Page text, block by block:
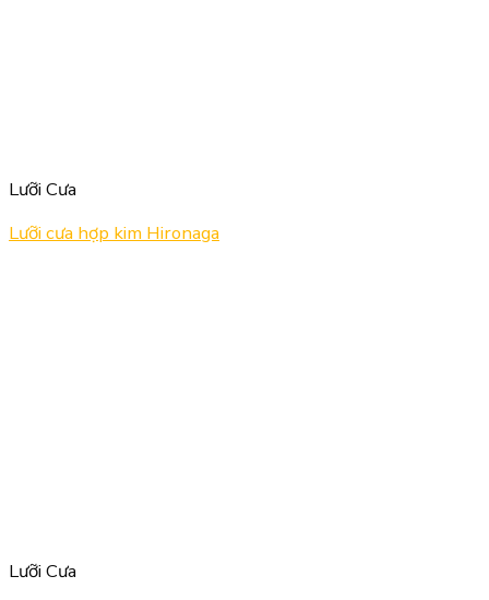
Lưỡi Cưa
Lưỡi cưa hợp kim Hironaga
Lưỡi Cưa